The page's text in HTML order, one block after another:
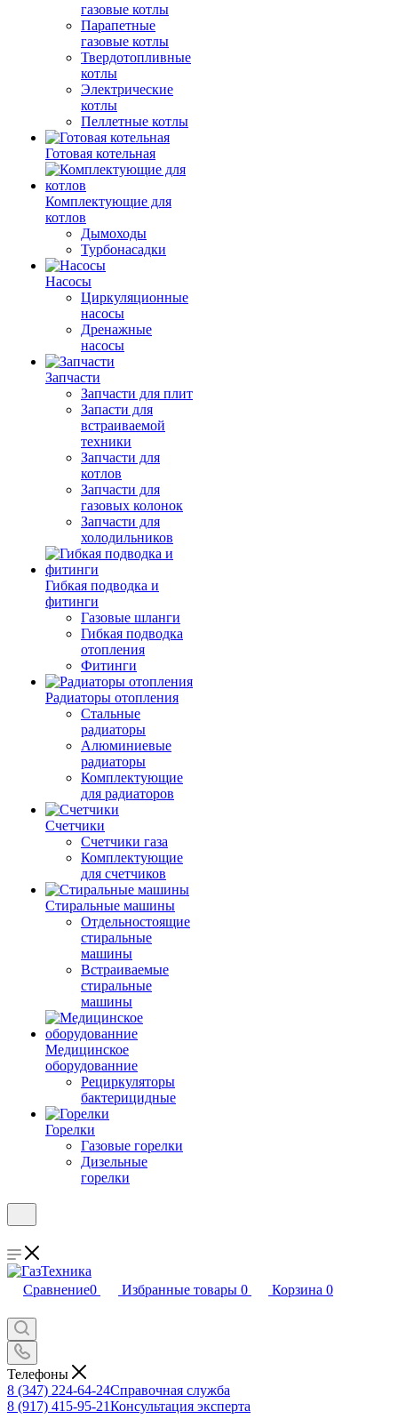
газовые котлы
Парапетные
газовые котлы
Твердотопливные
котлы
Электрические
котлы
Пеллетные котлы
Готовая котельная
Комплектующие для
котлов
Дымоходы
Турбонасадки
Насосы
Циркуляционные
насосы
Дренажные
насосы
Запчасти
Запчасти для плит
Запасти для
встраиваемой
техники
Запчасти для
котлов
Запчасти для
газовых колонок
Запчасти для
холодильников
Гибкая подводка и
фитинги
Газовые шланги
Гибкая подводка
отопления
Фитинги
Радиаторы отопления
Стальные
радиаторы
Алюминиевые
радиаторы
Комплектующие
для радиаторов
Счетчики
Счетчики газа
Комплектующие
для счетчиков
Стиральные машины
Отдельностоящие
стиральные
машины
Встраиваемые
стиральные
машины
Медицинское
оборудованние
Рециркуляторы
бактерицидные
Горелки
Газовые горелки
Дизельные
горелки
Сравнение0 Избранные товары 0 Корзина 0
Телефоны
8 (347) 224-64-24Справочная служба
8 (917) 415-95-21Консультация эксперта